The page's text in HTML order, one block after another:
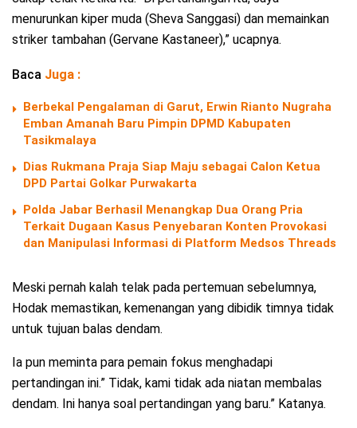
menurunkan kiper muda (Sheva Sanggasi) dan memainkan
striker tambahan (Gervane Kastaneer),” ucapnya.
Baca Juga :
Berbekal Pengalaman di Garut, Erwin Rianto Nugraha
Emban Amanah Baru Pimpin DPMD Kabupaten
Tasikmalaya
Dias Rukmana Praja Siap Maju sebagai Calon Ketua
DPD Partai Golkar Purwakarta
Polda Jabar Berhasil Menangkap Dua Orang Pria
Terkait Dugaan Kasus Penyebaran Konten Provokasi
dan Manipulasi Informasi di Platform Medsos Threads
Meski pernah kalah telak pada pertemuan sebelumnya,
Hodak memastikan, kemenangan yang dibidik timnya tidak
untuk tujuan balas dendam.
Ia pun meminta para pemain fokus menghadapi
pertandingan ini.” Tidak, kami tidak ada niatan membalas
dendam. Ini hanya soal pertandingan yang baru.” Katanya.